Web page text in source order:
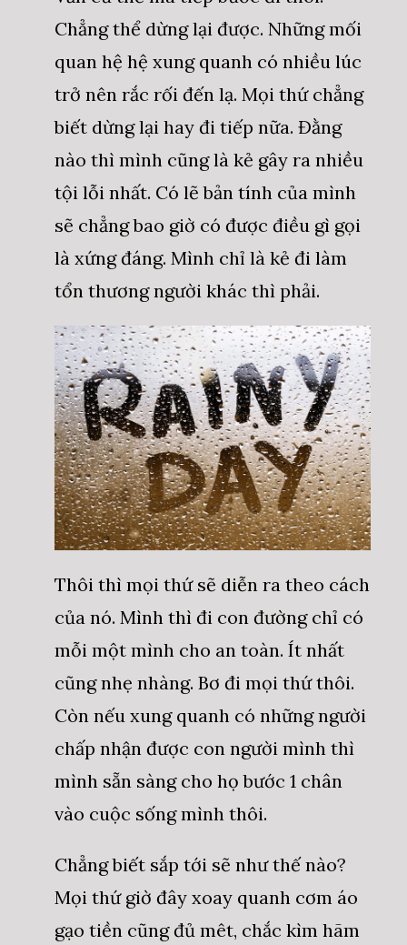
Chẳng thể dừng lại được. Những mối
quan hệ hệ xung quanh có nhiều lúc
trở nên rắc rối đến lạ. Mọi thứ chẳng
biết dừng lại hay đi tiếp nữa. Đằng
nào thì mình cũng là kẻ gây ra nhiều
tội lỗi nhất. Có lẽ bản tính của mình
sẽ chẳng bao giờ có được điều gì gọi
là xứng đáng. Mình chỉ là kẻ đi làm
tổn thương người khác thì phải.
Thôi thì mọi thứ sẽ diễn ra theo cách
của nó. Mình thì đi con đường chỉ có
mỗi một mình cho an toàn. Ít nhất
cũng nhẹ nhàng. Bơ đi mọi thứ thôi.
Còn nếu xung quanh có những người
chấp nhận được con người mình thì
mình sẵn sàng cho họ bước 1 chân
vào cuộc sống mình thôi.
Chẳng biết sắp tới sẽ như thế nào?
Mọi thứ giờ đây xoay quanh cơm áo
gạo tiền cũng đủ mêt, chắc kìm hãm